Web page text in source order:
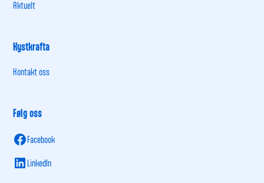
Aktuelt
Kystkrafta
Kontakt oss
Følg oss
Facebook
LinkedIn